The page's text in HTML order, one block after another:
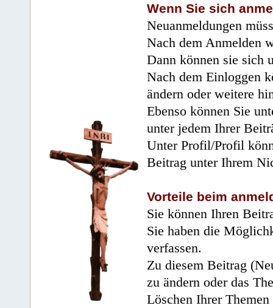
Wenn Sie sich
Neuanmeldungen
Nach dem Anmelden
Dann können sie sich
Nach dem Einloggen
ändern oder weitere
Ebenso können Sie
unter jedem Ihrer
Unter Profil/Profil
Beitrag unter Ihrem
Vorteile beim
Sie können Ihren
Sie haben die
verfassen.
Zu diesem Beitrag
zu ändern oder das
Löschen Ihrer